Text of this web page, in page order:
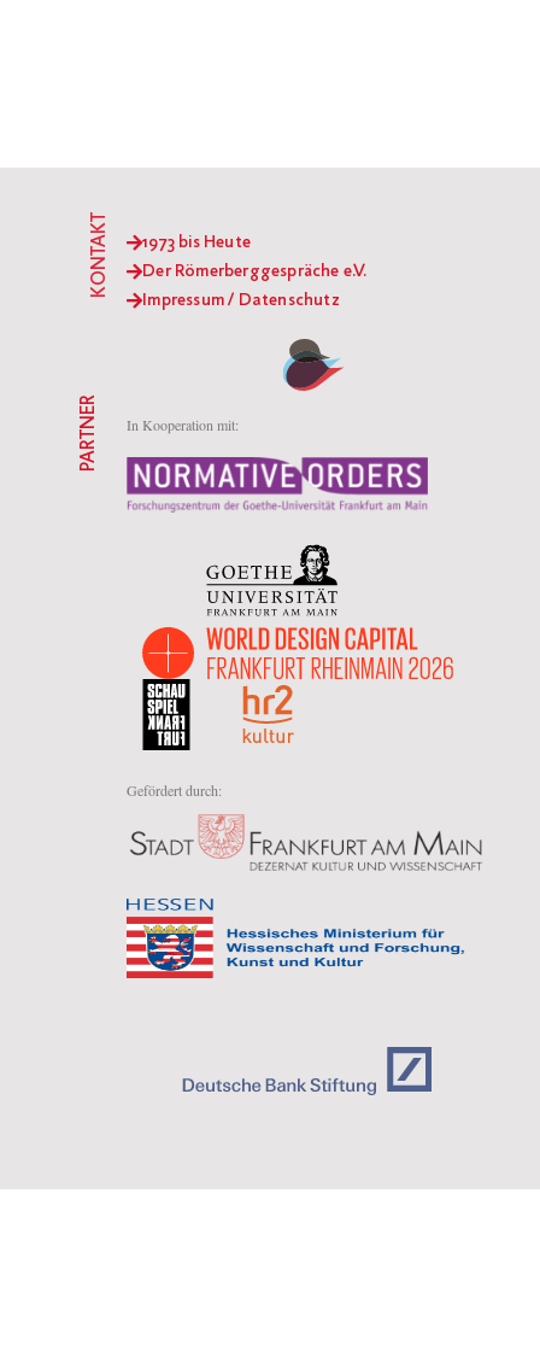
1973 bis Heute
Der Römerberggespräche e.V.
Impressum / Datenschutz
KONTAKT
In Kooperation mit:
Gefördert durch:
PARTNER